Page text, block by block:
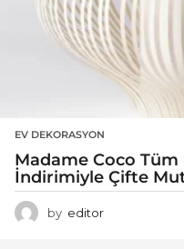
EV DEKORASYON
Madame Coco Tüm
İndirimiyle Çifte
by editor